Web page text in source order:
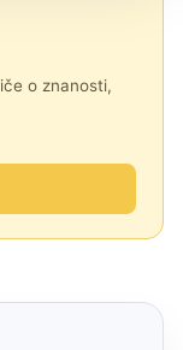
o znanosti,